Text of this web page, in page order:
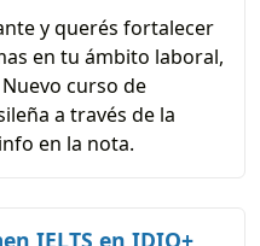
y querés fortalecer
en tu ámbito laboral,
curso de
a través de la
en la nota.
IELTS en IDIO+